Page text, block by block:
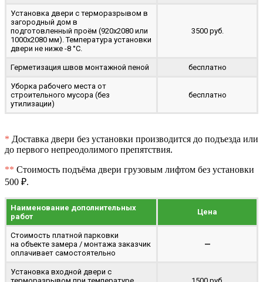
Установка двери с терморазрывом в
загородный дом в
подготовленный проём (920x2080 или
1000x2080 мм). Температура установки
двери не ниже -8 °C.
3500 руб.
Герметизация швов монтажной пеной бесплатно
Уборка рабочего места от
строительного мусора (без
утилизации)
бесплатно
* Доставка двери без установки производится до подъезда или
до первого непреодолимого препятствия.
** Стоимость подъёма двери грузовым лифтом без установки
500 ₽.
Наименование дополнительных
работ
Цена
Стоимость платной парковки
на объекте замера / монтажа заказчик
оплачивает самостоятельно
—
Установка входной двери с